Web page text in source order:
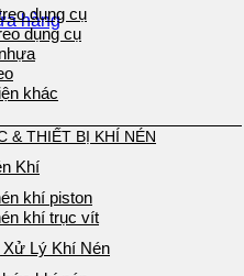
hàng
dụng cụ
dụng cụ
khác
& THIẾT BỊ KHÍ NÉN
Khí
khí piston
khí trục vít
Xử Lý Khí Nén